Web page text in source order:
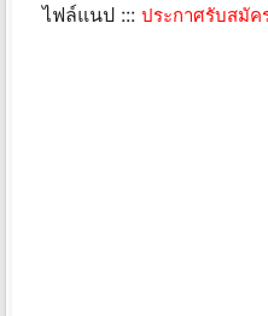
ไฟล์แนป ::: ประกาศรับสมัค